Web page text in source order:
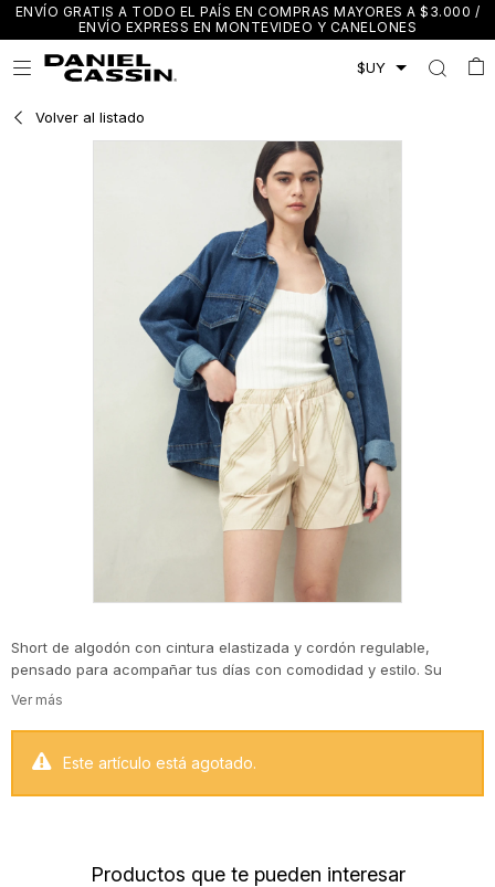
ENVÍO GRATIS A TODO EL PAÍS EN COMPRAS MAYORES A $3.000 /
ENVÍO EXPRESS EN MONTEVIDEO Y CANELONES

Volver al listado
Short de algodón con cintura elastizada y cordón regulable,
pensado para acompañar tus días con comodidad y estilo. Su
calce relajado y los bolsillos delanteros aportan un aire práctico,
diagonales que estilizan la silueta hasta un diseño orgánico con
vibra natural y artística. Una prenda fresca, trendy y versátil para
Este artículo está agotado.
Productos que te pueden interesar